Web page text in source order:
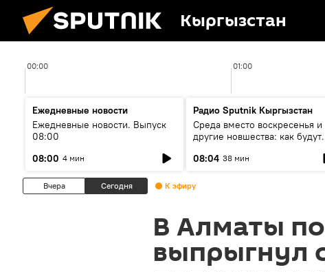
Кыргызстан
00:00 01:00
Ежедневные новости
Ежедневные новости. Выпуск
08:00
08:00 4 мин
Радио Sputnik Кыргызстан
Среда вместо воскресенья и
другие новшества: как будут
08:04 38 мин
Вчера Сегодня К эфиру
В Алматы
выпрыгнул